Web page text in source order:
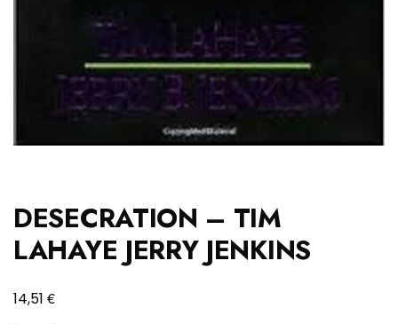
DESECRATION – TIM
LAHAYE JERRY JENKINS
14,51 €